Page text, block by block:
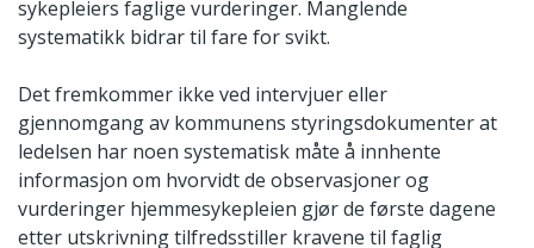
sykepleiers faglige vurderinger. Manglende
systematikk bidrar til fare for svikt.
Det fremkommer ikke ved intervjuer eller
gjennomgang av kommunens styringsdokumenter at
ledelsen har noen systematisk måte å innhente
informasjon om hvorvidt de observasjoner og
vurderinger hjemmesykepleien gjør de første dagene
etter utskrivning tilfredsstiller kravene til faglig